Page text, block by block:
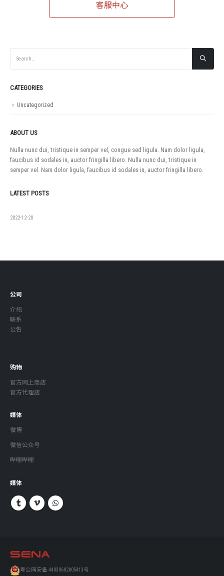
客服中心
CATEGORIES
Uncategorized
ABOUT US
Nulla nunc dui, tristique in semper vel, congue sed ligula. Nam dolor ligula,
faucibus id sodales in, auctor fringilla libero. Nulla nunc dui, tristique in
semper vel. Nam dolor ligula, faucibus id sodales in, auctor fringilla libero.
LATEST POSTS
2022-12-20
公司
介绍
联系
公告
购物
官方网上商店
官方代理店
媒体
微博
微信公众号
哔哩哔哩
媒体
粤公网安备 44030602005413号